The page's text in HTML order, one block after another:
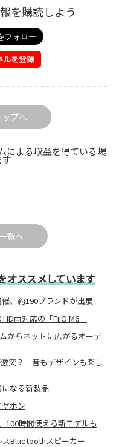
を購読しよう
プへ
による収益を得ている場
覧へ
オススメしています
、約190ブランドが出展
両対応の「FiiO M6」
からネットに広がるオーデ
突？ 音もデザインも楽し
なる新製品
ホン
100時間使える新モデルも
スBluetoothスピーカー